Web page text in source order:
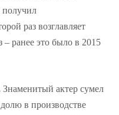
получил
раз возглавляет
– ранее это было в 2015
Знаменитый актер сумел
в производстве